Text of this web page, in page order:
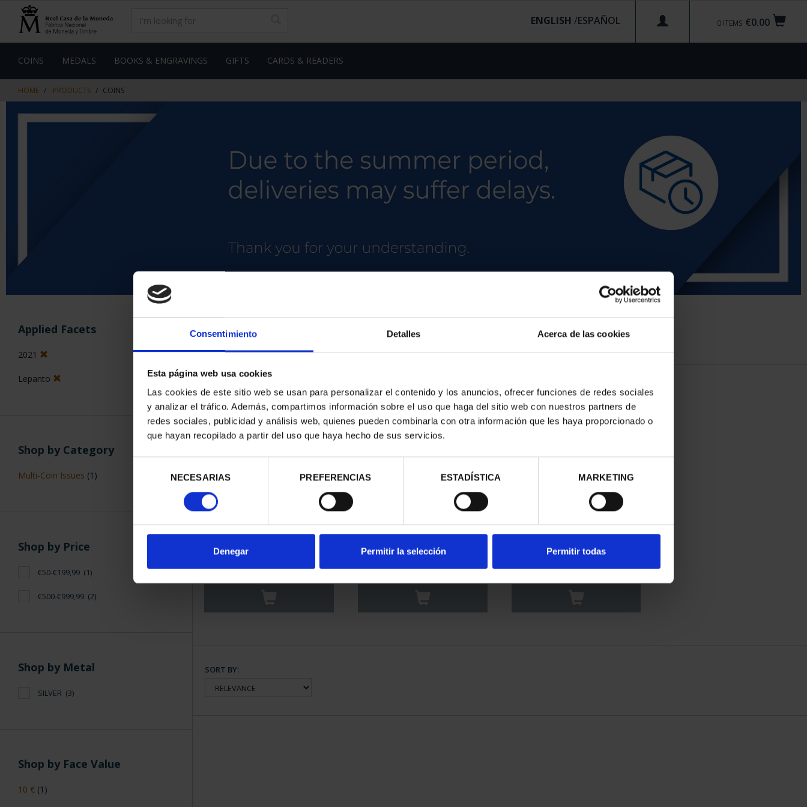
Consentimiento Detalles Acerca de las cookies
Esta página web usa cookies
Las cookies de este sitio web se usan para personalizar el contenido y los anuncios, ofrecer funciones de redes sociales
y analizar el tráfico. Además, compartimos información sobre el uso que haga del sitio web con nuestros partners de
redes sociales, publicidad y análisis web, quienes pueden combinarla con otra información que les haya proporcionado o
que hayan recopilado a partir del uso que haya hecho de sus servicios.
consentimiento
NECESARIAS PREFERENCIAS ESTADÍSTICA MARKETING
Denegar Permitir la selección Permitir todas
content
navigation
menu
€0.00
0 ITEMS
ENGLISH /
COINS MEDALS BOOKS & ENGRAVINGS GIFTS CARDS & READERS
HOME PRODUCTS COINS
Applied Facets
2021
Lepanto
Shop by Category
Multi-Coin Issues (1)
Shop by Price
€50-€199,99 (1)
€500-€999,99 (2)
Shop by Metal
SILVER (3)
Shop by Face Value
10 € (1)
SORT BY:
3 Products found
50 EURO SILVER ...
€610.00
10 EURO SILVER ...
€140.00
FULL SET
€750.00
SORT BY: